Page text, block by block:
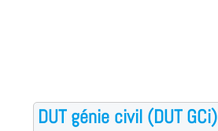
DUT génie civil (DUT GCi)